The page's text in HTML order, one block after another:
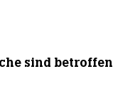
sind betroffen